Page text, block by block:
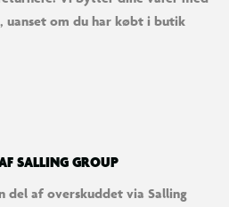
uanset om du har købt i butik
SALLING GROUP
del af overskuddet via Salling